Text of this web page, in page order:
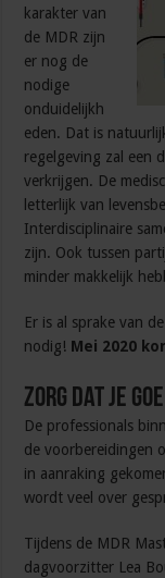
karakter van
de MDR zijn
er nog de
nodige
onduidelijkh
eden. Dat is
regelgeving zal een
verkrijgen. De
letterlijk van
Interdisciplinaire
zijn. Ook tussen
minder makkelijk
Er is al sprake van
nodig! Mei 2020
Zorg dat je
De professionals
de voorbereidingen
in aanraking
wordt veel over
Tijdens de MDR
dagvoorzitter Lea